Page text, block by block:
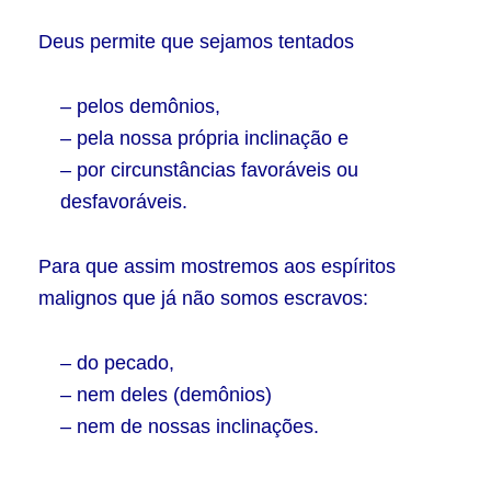
Deus permite que sejamos tentados
– pelos demônios,
– pela nossa própria inclinação e
– por circunstâncias favoráveis ou
desfavoráveis.
Para que assim mostremos aos espíritos
malignos que já não somos escravos:
– do pecado,
– nem deles (demônios)
– nem de nossas inclinações.